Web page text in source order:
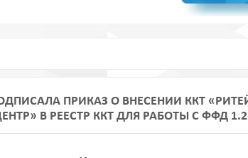
ПРИКАЗ О ВНЕСЕНИИ ККТ
В РЕЕСТР ККТ ДЛЯ РАБОТЫ С ФФД